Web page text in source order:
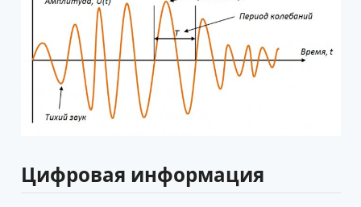
Цифровая информация